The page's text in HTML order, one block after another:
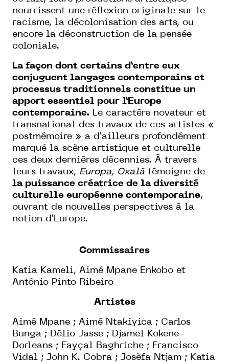
nourrissent une réflexion originale sur le
racisme, la décolonisation des arts, ou
encore la déconstruction de la pensée
coloniale.
La façon dont certains d’entre eux
conjuguent langages contemporains et
processus traditionnels constitue un
apport essentiel pour l’Europe
contemporaine. Le caractère novateur et
transnational des travaux de ces artistes «
postmémoire » a d’ailleurs profondément
marqué la scène artistique et culturelle
ces deux dernières décennies. À travers
leurs travaux, Europa, Oxalá témoigne de
la puissance créatrice de la diversité
culturelle européenne contemporaine,
ouvrant de nouvelles perspectives à la
notion d’Europe.
Commissaires
Katia Kameli, Aimé Mpane Enkobo et
António Pinto Ribeiro
Artistes
Aimé Mpane ; Aimé Ntakiyica ; Carlos
Bunga ; Délio Jasse ; Djamel Kokene-
Dorleans ; Fayçal Baghriche ; Francisco
Vidal ; John K. Cobra ; Josèfa Ntjam ; Katia